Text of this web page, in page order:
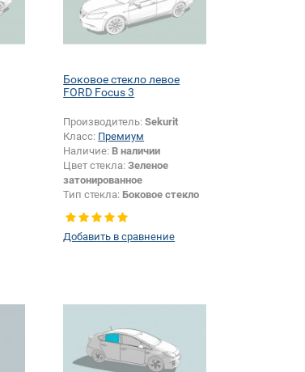
Боковое стекло левое
FORD Focus 3
Производитель:Sekurit
Класс: Премиум
Наличие: В наличии
Цвет стекла:Зеленое
затонированное
Тип стекла: Боковое стекло
Добавить в сравнение